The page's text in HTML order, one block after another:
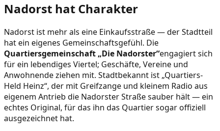
Nadorst hat Charakter
Nadorst ist mehr als eine Einkaufsstraße — der Stadtteil
hat ein eigenes Gemeinschaftsgefühl. Die
Quartiersgemeinschaft „Die Nadorster“engagiert sich
für ein lebendiges Viertel; Geschäfte, Vereine und
Anwohnende ziehen mit. Stadtbekannt ist „Quartiers-
Held Heinz“, der mit Greifzange und kleinem Radio aus
eigenem Antrieb die Nadorster Straße sauber hält — ein
echtes Original, für das ihn das Quartier sogar offiziell
ausgezeichnet hat.